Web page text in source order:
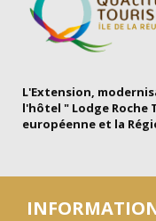
L'Extension,
l'hôtel " Lodge Roche
européenne et la